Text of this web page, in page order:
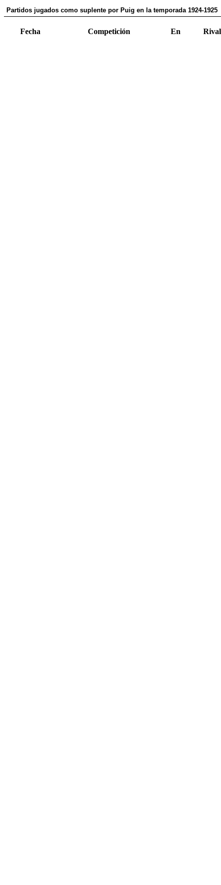
Partidos jugados como suplente por Puig en la temporada 1924-1925
Fecha Competición En Rival